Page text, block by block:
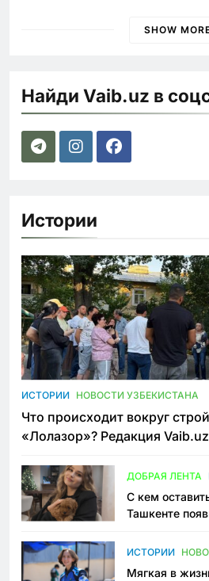
SHOW
Найди Vaib.uz в
Истории
ИСТОРИИ НОВОСТИ УЗБЕКИСТАНА
Что происходит вокруг
«Лолазор»? Редакция
ДОБРАЯ ЛЕНТА
С кем
Ташкенте
ИСТОРИИ
Мягкая в